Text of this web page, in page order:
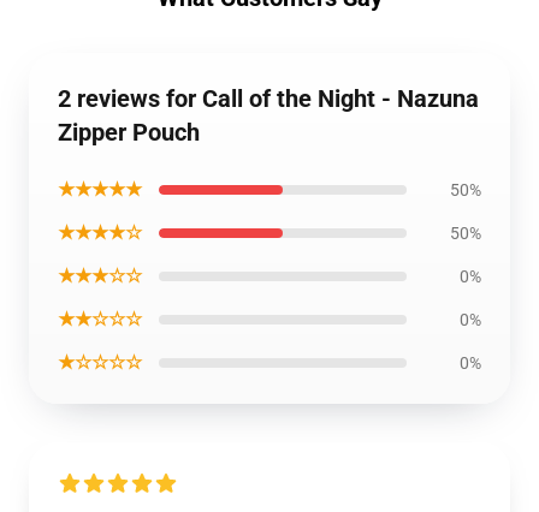
2 reviews for Call of the Night - Nazuna
Zipper Pouch
★★★★★ 50%
★★★★☆ 50%
★★★☆☆ 0%
★★☆☆☆ 0%
★☆☆☆☆ 0%